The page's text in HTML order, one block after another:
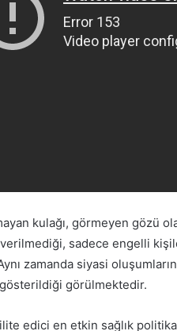
kulağı, görmeyen gözü
sadece engelli
zamanda siyasi
görülmektedir.
edici en etkin sağlık